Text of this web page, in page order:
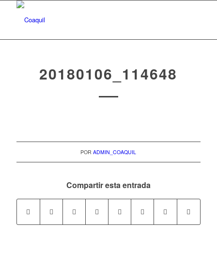
20180106_114648
PORADMIN_COAQUIL
Compartir esta entrada